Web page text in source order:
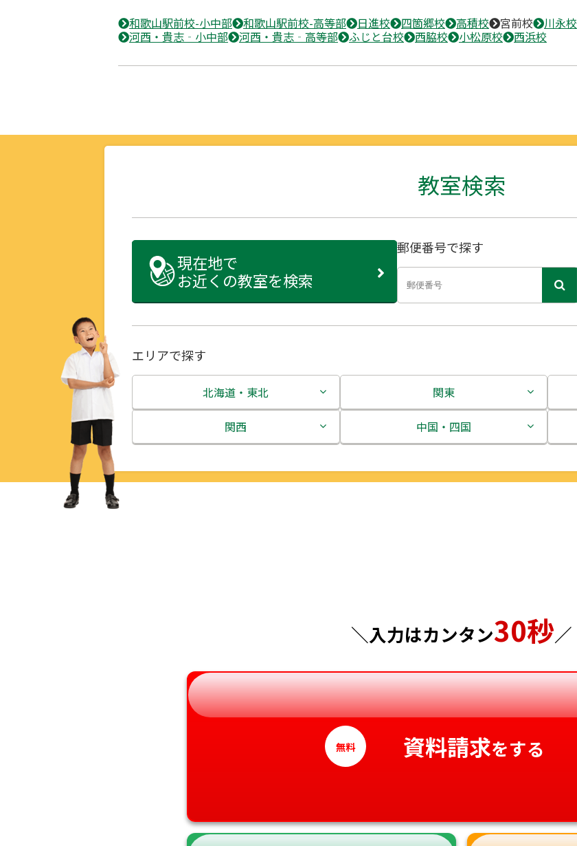
和歌山駅前校-小中部 和歌山駅前校-高等部 日進校 四箇郷校 高積校 宮前校 川永校
河西・貴志‐小中部
河西・貴志‐高等部 ふじと台校 西脇校 小松原校 西浜校
教室検索
現在地で
お近くの教室を検索
郵便番号で探す
エリアで探す
北海道・東北
北海道
関東
茨城県
神奈川県
関西
中国・四国
徳島県
愛媛県
＼入力はカンタン30秒／
無料 資料請求をする